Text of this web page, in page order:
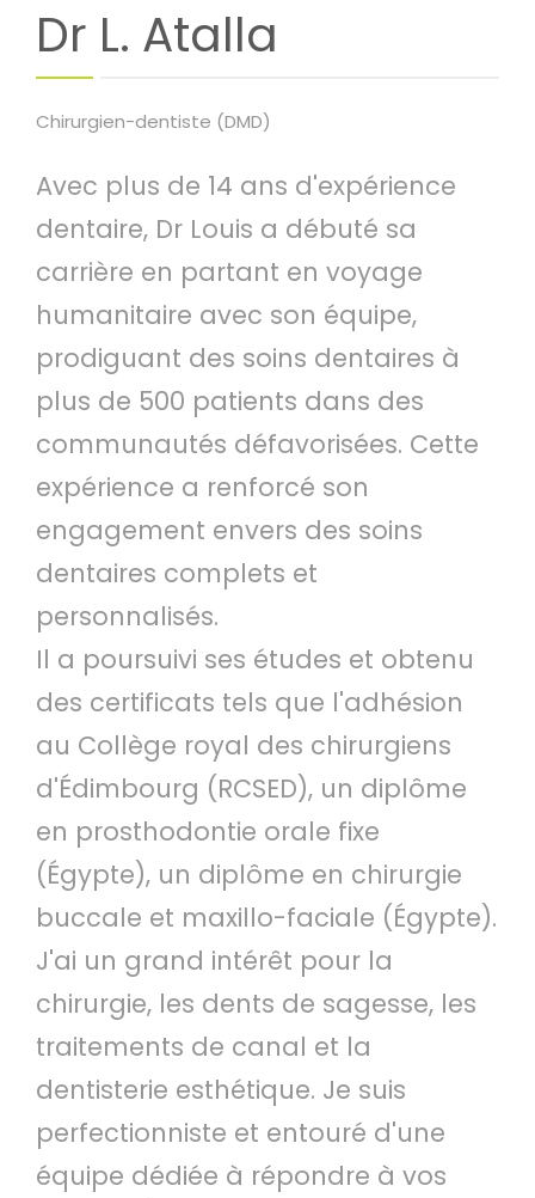
Dr L. Atalla
Chirurgien-dentiste (DMD)
Avec plus de 14 ans d'expérience
dentaire, Dr Louis a débuté sa
carrière en partant en voyage
humanitaire avec son équipe,
prodiguant des soins dentaires à
plus de 500 patients dans des
communautés défavorisées. Cette
expérience a renforcé son
engagement envers des soins
dentaires complets et
personnalisés.
Il a poursuivi ses études et obtenu
des certificats tels que l'adhésion
au Collège royal des chirurgiens
d'Édimbourg (RCSED), un diplôme
en prosthodontie orale fixe
(Égypte), un diplôme en chirurgie
buccale et maxillo-faciale (Égypte).
J'ai un grand intérêt pour la
chirurgie, les dents de sagesse, les
traitements de canal et la
dentisterie esthétique. Je suis
perfectionniste et entouré d'une
équipe dédiée à répondre à vos